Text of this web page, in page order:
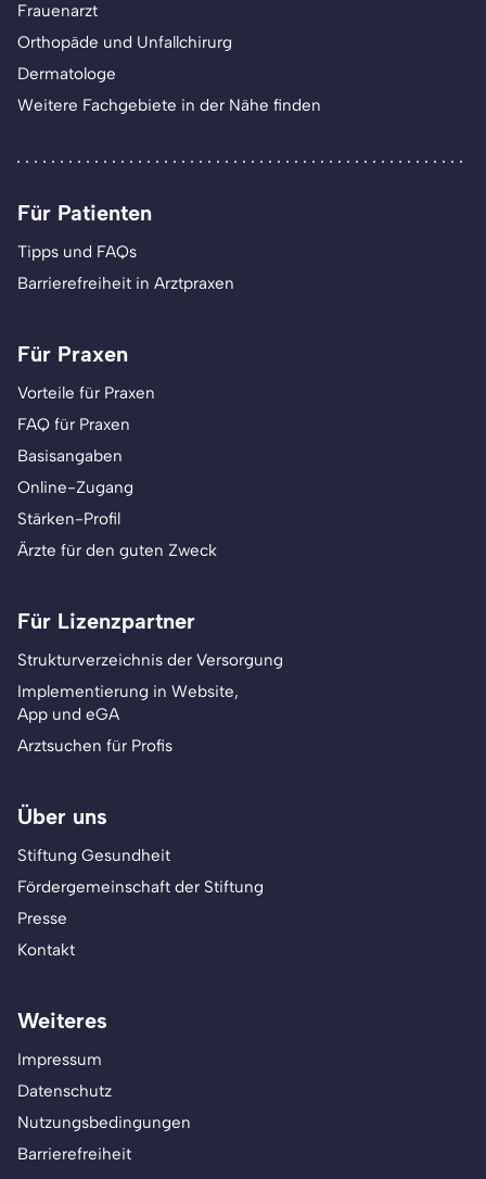
Frauenarzt
Orthopäde und Unfallchirurg
Dermatologe
Weitere Fachgebiete in der Nähe finden
Für Patienten
Tipps und FAQs
Barrierefreiheit in Arztpraxen
Für Praxen
Vorteile für Praxen
FAQ für Praxen
Basisangaben
Online-Zugang
Stärken-Profil
Ärzte für den guten Zweck
Für Lizenzpartner
Strukturverzeichnis der Versorgung
Implementierung in Website,
App und eGA
Arztsuchen für Profis
Über uns
Stiftung Gesundheit
Fördergemeinschaft der Stiftung
Presse
Kontakt
Weiteres
Impressum
Datenschutz
Nutzungsbedingungen
Barrierefreiheit